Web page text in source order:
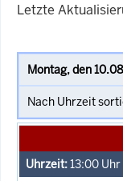
Letzte
13:00 Uhr